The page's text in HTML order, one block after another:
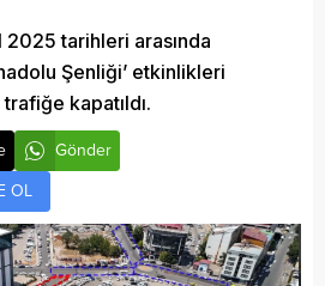
2025 tarihleri arasında
Şenliği’ etkinlikleri
kapatıldı.
Gönder
OL